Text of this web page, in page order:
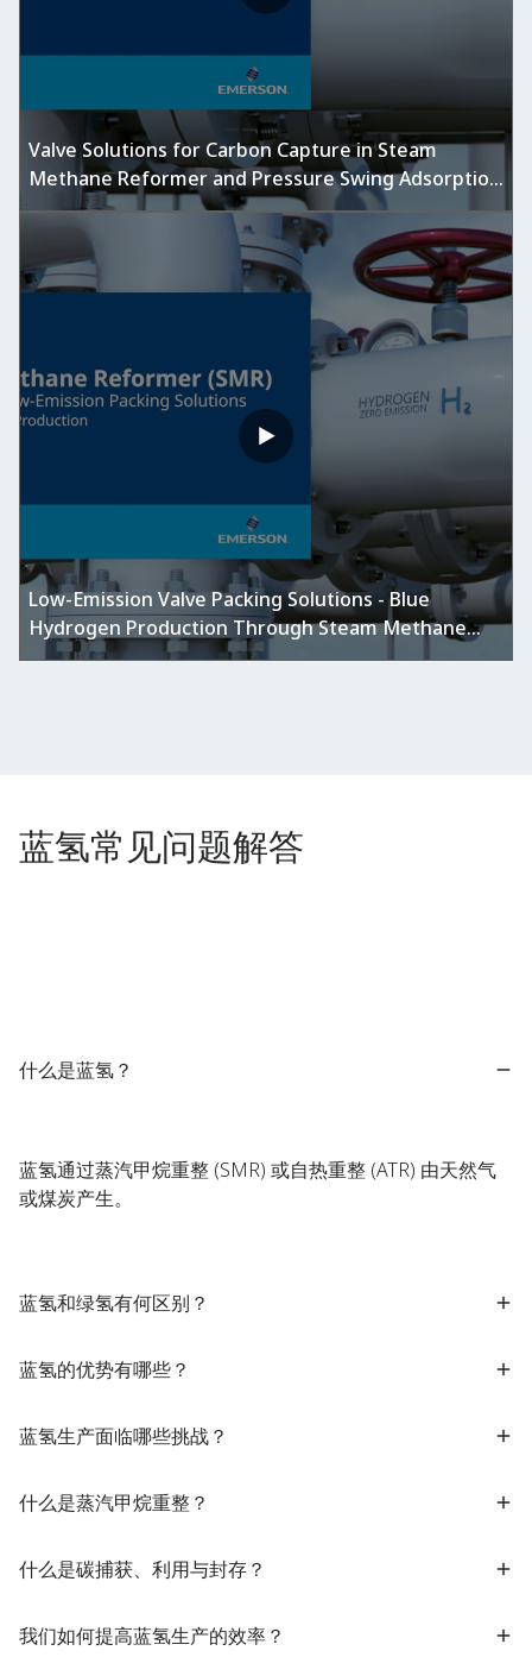
Valve Solutions for Carbon Capture in Steam
Methane Reformer and Pressure Swing Adsorption
Units
Low-Emission Valve Packing Solutions - Blue
Hydrogen Production Through Steam Methane
Reforming (SMR)
蓝氢常见问题解答
什么是蓝氢？
蓝氢通过蒸汽甲烷重整 (SMR) 或自热重整 (ATR) 由天然气
或煤炭产生。
蓝氢和绿氢有何区别？
蓝氢的优势有哪些？
蓝氢生产面临哪些挑战？
什么是蒸汽甲烷重整？
什么是碳捕获、利用与封存？
我们如何提高蓝氢生产的效率？